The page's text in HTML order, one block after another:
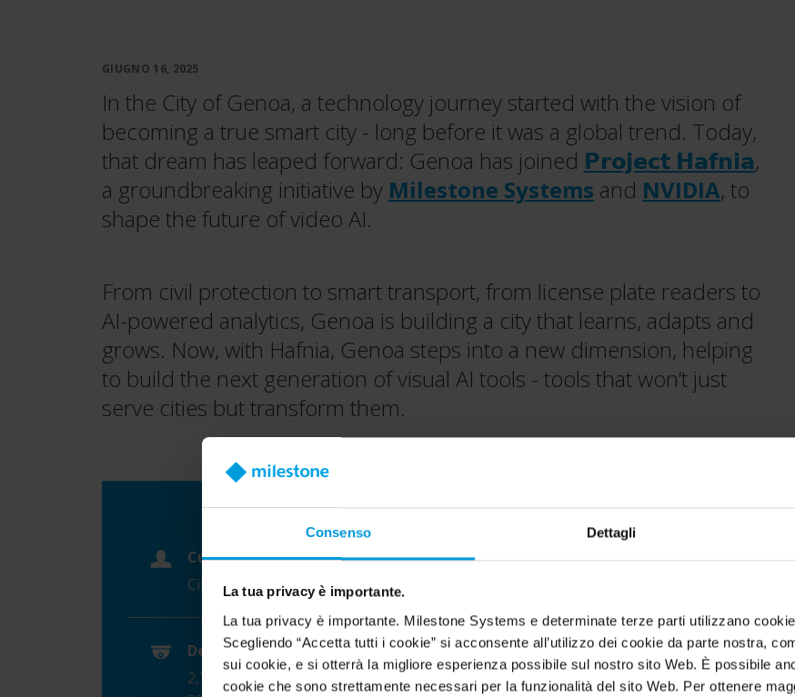
Consenso Dettagli
La tua privacy è importante.
La tua privacy è importante. Milestone Systems e determinate terze parti utilizzano
Scegliendo “Accetta tutti i cookie” si acconsente all’utilizzo dei cookie da parte nostra,
sui cookie, e si otterrà la migliore esperienza possibile sul nostro sito Web. È possibile
cookie che sono strettamente necessari per la funzionalità del sito Web. Per ottenere
GIUGNO 16, 2025
In the City of Genoa, a technology journey started with the vision of
becoming a true smart city - long before it was a global trend. Today,
that dream has leaped forward: Genoa has joined 𝗣𝗿𝗼𝗷𝗲𝗰𝘁 𝗛𝗮𝗳𝗻𝗶𝗮,
a groundbreaking initiative by Milestone Systems and NVIDIA, to
shape the future of video AI.
From civil protection to smart transport, from license plate readers to
AI-powered analytics, Genoa is building a city that learns, adapts and
grows. Now, with Hafnia, Genoa steps into a new dimension, helping
to build the next generation of visual AI tools - tools that won’t just
serve cities but transform them.
Customer
City of Genoa
Location
Device count
2,700 video cameras and IoT
Milestone technology
XProtect Corporate VMS,